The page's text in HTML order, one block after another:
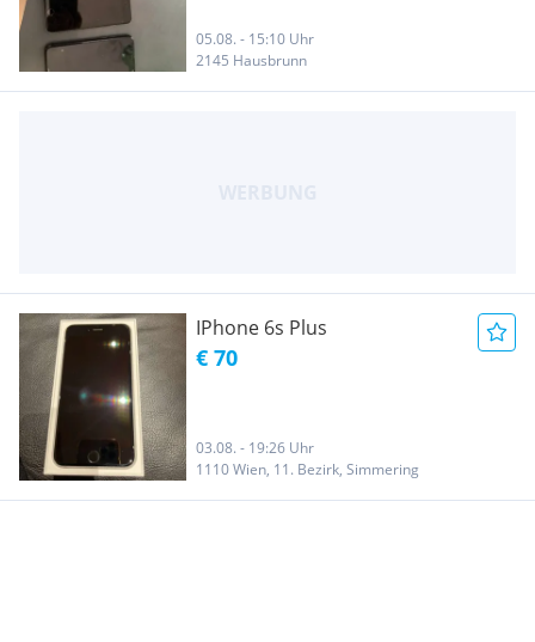
05.08. - 15:10 Uhr
2145 Hausbrunn
IPhone 6s Plus
€ 70
03.08. - 19:26 Uhr
1110 Wien, 11. Bezirk, Simmering